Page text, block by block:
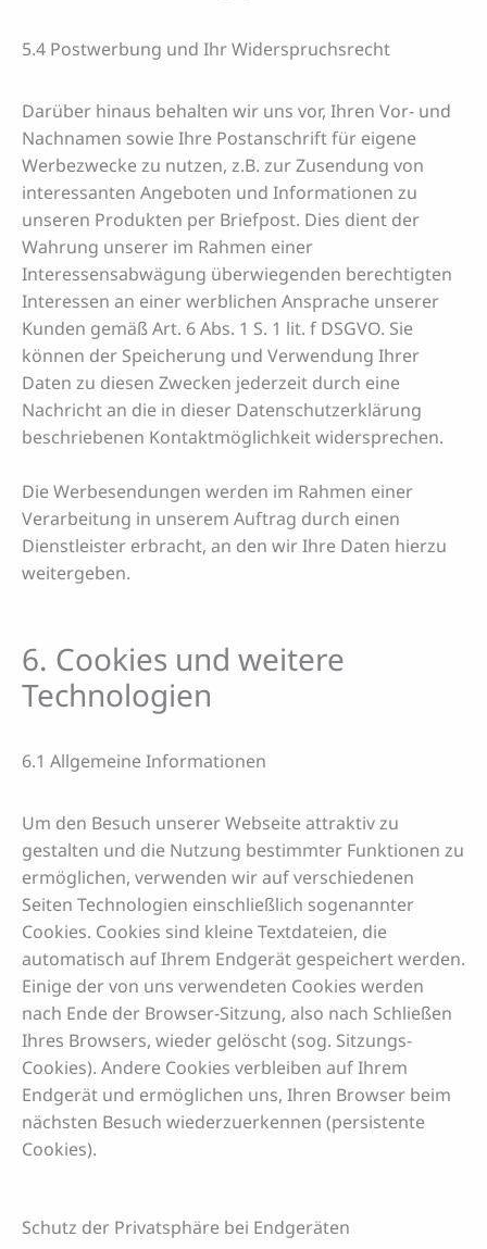
5.4 Postwerbung und Ihr Widerspruchsrecht
Darüber hinaus behalten wir uns vor, Ihren Vor- und
Nachnamen sowie Ihre Postanschrift für eigene
Werbezwecke zu nutzen, z.B. zur Zusendung von
interessanten Angeboten und Informationen zu
unseren Produkten per Briefpost. Dies dient der
Wahrung unserer im Rahmen einer
Interessensabwägung überwiegenden berechtigten
Interessen an einer werblichen Ansprache unserer
Kunden gemäß Art. 6 Abs. 1 S. 1 lit. f DSGVO. Sie
können der Speicherung und Verwendung Ihrer
Daten zu diesen Zwecken jederzeit durch eine
Nachricht an die in dieser Datenschutzerklärung
beschriebenen Kontaktmöglichkeit widersprechen.
Die Werbesendungen werden im Rahmen einer
Verarbeitung in unserem Auftrag durch einen
Dienstleister erbracht, an den wir Ihre Daten hierzu
weitergeben.
6. Cookies und weitere
Technologien
6.1 Allgemeine Informationen
Um den Besuch unserer Webseite attraktiv zu
gestalten und die Nutzung bestimmter Funktionen zu
ermöglichen, verwenden wir auf verschiedenen
Seiten Technologien einschließlich sogenannter
Cookies. Cookies sind kleine Textdateien, die
automatisch auf Ihrem Endgerät gespeichert werden.
Einige der von uns verwendeten Cookies werden
nach Ende der Browser-Sitzung, also nach Schließen
Ihres Browsers, wieder gelöscht (sog. Sitzungs-
Cookies). Andere Cookies verbleiben auf Ihrem
Endgerät und ermöglichen uns, Ihren Browser beim
nächsten Besuch wiederzuerkennen (persistente
Cookies).
Schutz der Privatsphäre bei Endgeräten